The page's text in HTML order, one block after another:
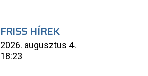
FRISS HÍREK
2026. augusztus 4.
18:23